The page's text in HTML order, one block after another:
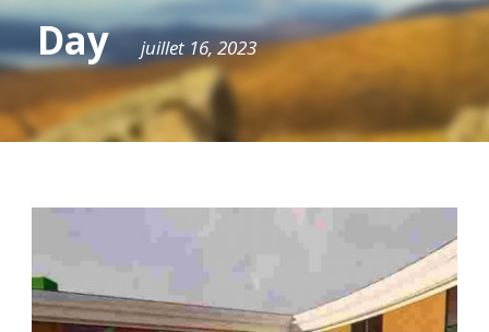
Day juillet 16, 2023